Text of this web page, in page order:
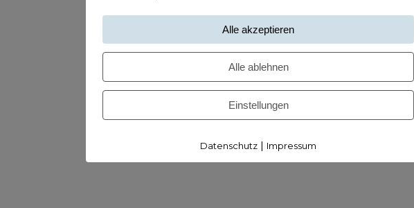
Alle akzeptieren
Alle ablehnen
Einstellungen
Datenschutz | Impressum